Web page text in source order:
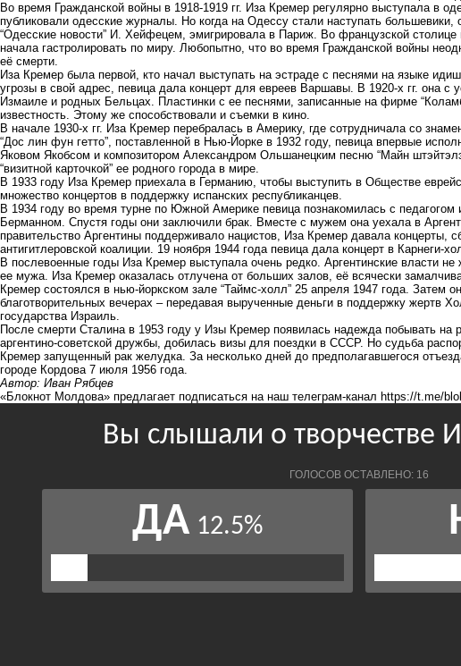
Во время Гражданской войны в 1918-1919 гг. Иза Кремер регулярно выступала в
публиковали одесские журналы. Но когда на Одессу стали наступать
“Одесские новости” И. Хейфецем, эмигрировала в Париж. Во французской
начала гастролировать по миру. Любопытно, что во время Гражданской войны
её смерти.
Иза Кремер была первой, кто начал выступать на эстраде с песнями на языке
угрозы в свой адрес, певица дала концерт для евреев Варшавы. В 1920-х гг. она с
Измаиле и родных Бельцах. Пластинки с ее песнями, записанные на фирме
известность. Этому же способствовали и съемки в кино.
В начале 1930-х гг. Иза Кремер перебралась в Америку, где сотрудничала со
“Дос лин фун гетто”, поставленной в Нью-Йорке в 1932 году, певица впервые
Яковом Якобсом и композитором Александром Ольшанецким песню “Майн
“визитной карточкой” ее родного города в мире.
В 1933 году Иза Кремер приехала в Германию, чтобы выступить в Обществе
множество концертов в поддержку испанских республиканцев.
В 1934 году во время турне по Южной Америке певица познакомилась с педагогом
Берманном. Спустя годы они заключили брак. Вместе с мужем она уехала в
правительство Аргентины поддерживало нацистов, Иза Кремер давала концерты,
антигитлеровской коалиции. 19 ноября 1944 года певица дала концерт в Карнеги-
В послевоенные годы Иза Кремер выступала очень редко. Аргентинские власти
ее мужа. Иза Кремер оказалась отлучена от больших залов, её всячески
Кремер состоялся в нью-йоркском зале “Таймс-холл” 25 апреля 1947 года. Затем
благотворительных вечерах – передавая вырученные деньги в поддержку жертв
государства Израиль.
После смерти Сталина в 1953 году у Изы Кремер появилась надежда побывать на
аргентино-советской дружбы, добилась визы для поездки в СССР. Но судьба
Кремер запущенный рак желудка. За несколько дней до предполагавшегося
городе Кордова 7 июля 1956 года.
Автор: Иван Рябцев
«Блокнот Молдова» предлагает подписаться на наш телеграм-канал https://t.me/